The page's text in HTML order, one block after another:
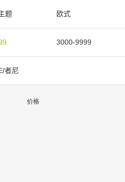
品
题 欧式
3000-9999
以上
者尼
价格